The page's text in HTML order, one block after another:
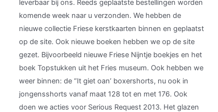
leverbaar bij ons. Reeds geplaatste bestellingen worden
komende week naar u verzonden. We hebben de
nieuwe collectie Friese kerstkaarten binnen en geplaatst
op de site. Ook nieuwe boeken hebben we op de site
gezet. Bijvoorbeeld nieuwe Friese Nijntje boekjes en het
boek Topstukken uit het Fries museum. Ook hebben we
weer binnen: de “It giet oan’ boxershorts, nu ook in
jongensshorts vanaf maat 128 tot en met 176. Ook
doen we acties voor Serious Request 2013. Het glazen